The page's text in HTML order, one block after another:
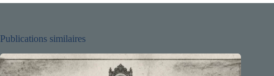
Publications similaires